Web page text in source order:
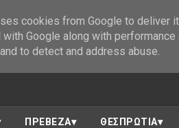
ΠΡΕΒΕΖΑ ΘΕΣΠΡΩΤΙΑ
cookies from Google to deliver
with Google along with
to detect and address abuse.